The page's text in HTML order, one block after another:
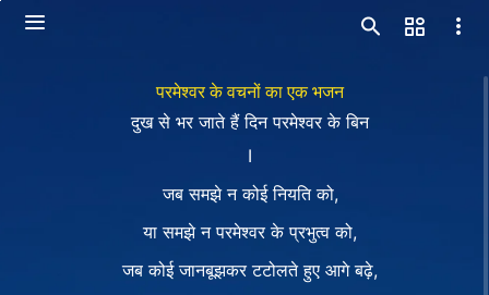
परमेश्वर के वचनों का एक भजन
दुख से भर जाते हैं दिन परमेश्वर के बिन
Ⅰ
जब समझे न कोई नियति को,
या समझे न परमेश्वर के प्रभुत्व को,
जब कोई जानबूझकर टटोलते हुए आगे बढ़े,